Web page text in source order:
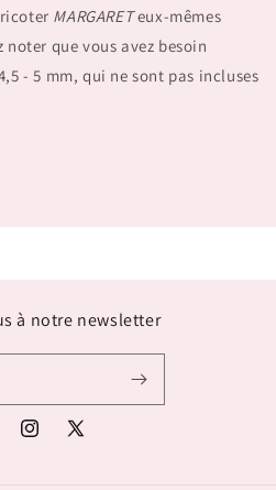
MARGARETeux-mêmes
que vous avez besoin
- 5 mm, qui ne sont pas incluses
à notre newsletter
Instagram
X